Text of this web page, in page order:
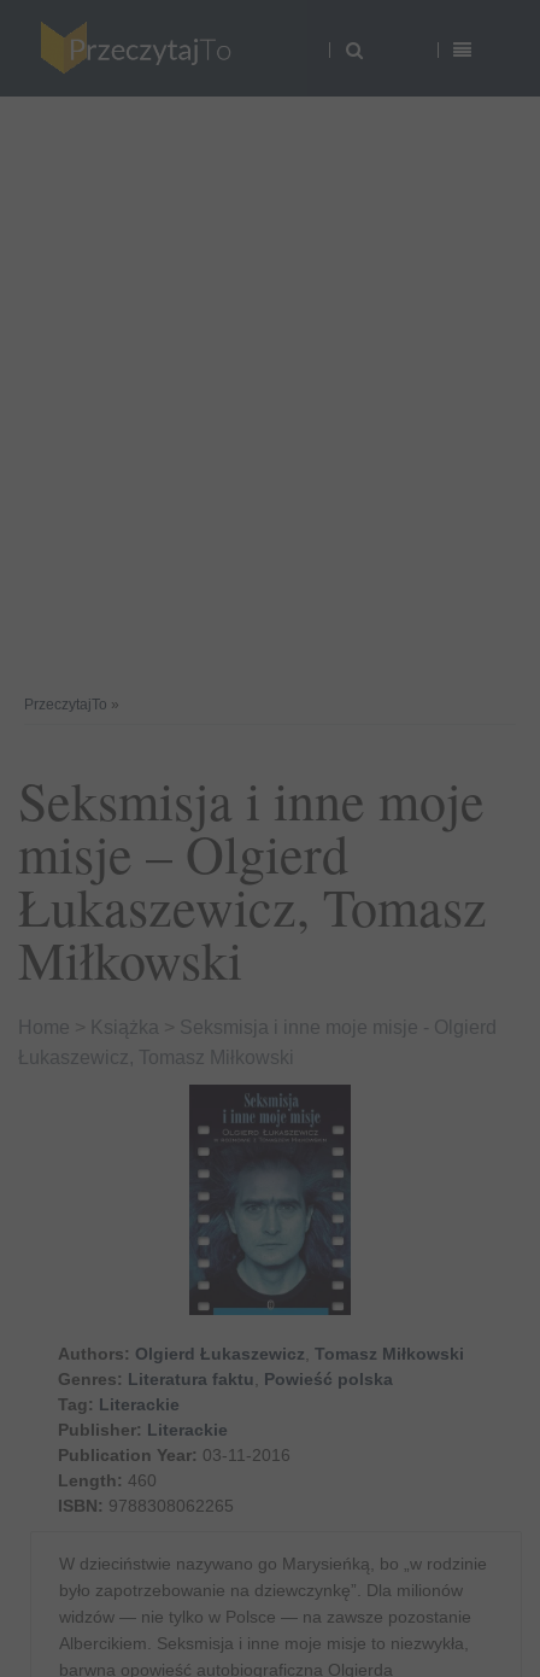
PrzeczytajTo »
Seksmisja i inne moje
misje – Olgierd
Łukaszewicz, Tomasz
Miłkowski
Home Książka
Seksmisja i inne moje misje - Olgierd
Łukaszewicz, Tomasz Miłkowski
Authors: Olgierd Łukaszewicz Tomasz Miłkowski
Genres: Literatura faktu
Powieść polska
Tag: Literackie
Publisher: Literackie
Publication Year: 03-11-2016
Length: 460
ISBN: 9788308062265
W dzieciństwie nazywano go Marysieńką, bo „w rodzinie
było zapotrzebowanie na dziewczynkę”. Dla milionów
widzów — nie tylko w Polsce — na zawsze pozostanie
Albercikiem. Seksmisja i inne moje misje to niezwykła,
barwna opowieść autobiograficzna Olgierda